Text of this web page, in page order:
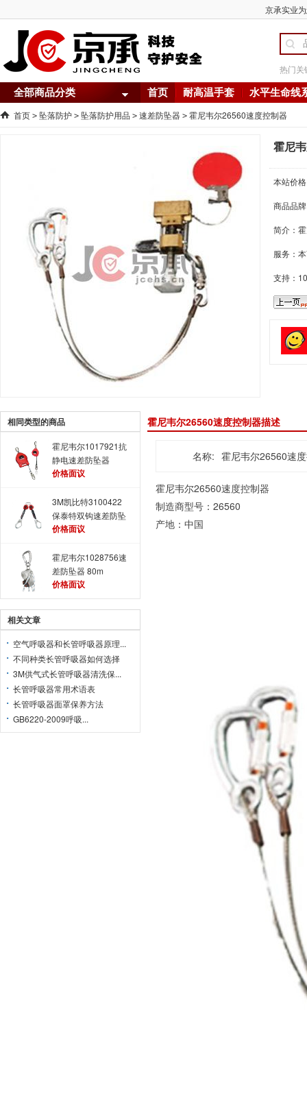
京承实业
热门关
全部商品分类 首页 耐高温手套 水平生命线
首页 > 坠落防护 > 坠落防护用品 > 速差防坠器 > 霍尼韦尔26560速度控制器
霍尼
本站价
商品品
简介：
服务：
支持：
相同类型的商品
霍尼韦尔1017921抗
静电速差防坠器
价格面议
3M凯比特3100422
保泰特双钩速差防坠
器
价格面议
霍尼韦尔1028756速
差防坠器 80m
价格面议
相关文章
空气呼吸器和长管呼吸器原理...
不同种类长管呼吸器如何选择
3M供气式长管呼吸器清洗保...
长管呼吸器常用术语表
长管呼吸器面罩保养方法
GB6220-2009呼吸...
霍尼韦尔26560速度控制器描述
名称: 霍尼韦尔26560速
霍尼韦尔26560速度控制器
制造商型号：26560
产地：中国